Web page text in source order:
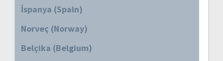
İspanya (Spain)
Norveç (Norway)
Belçika (Belgium)